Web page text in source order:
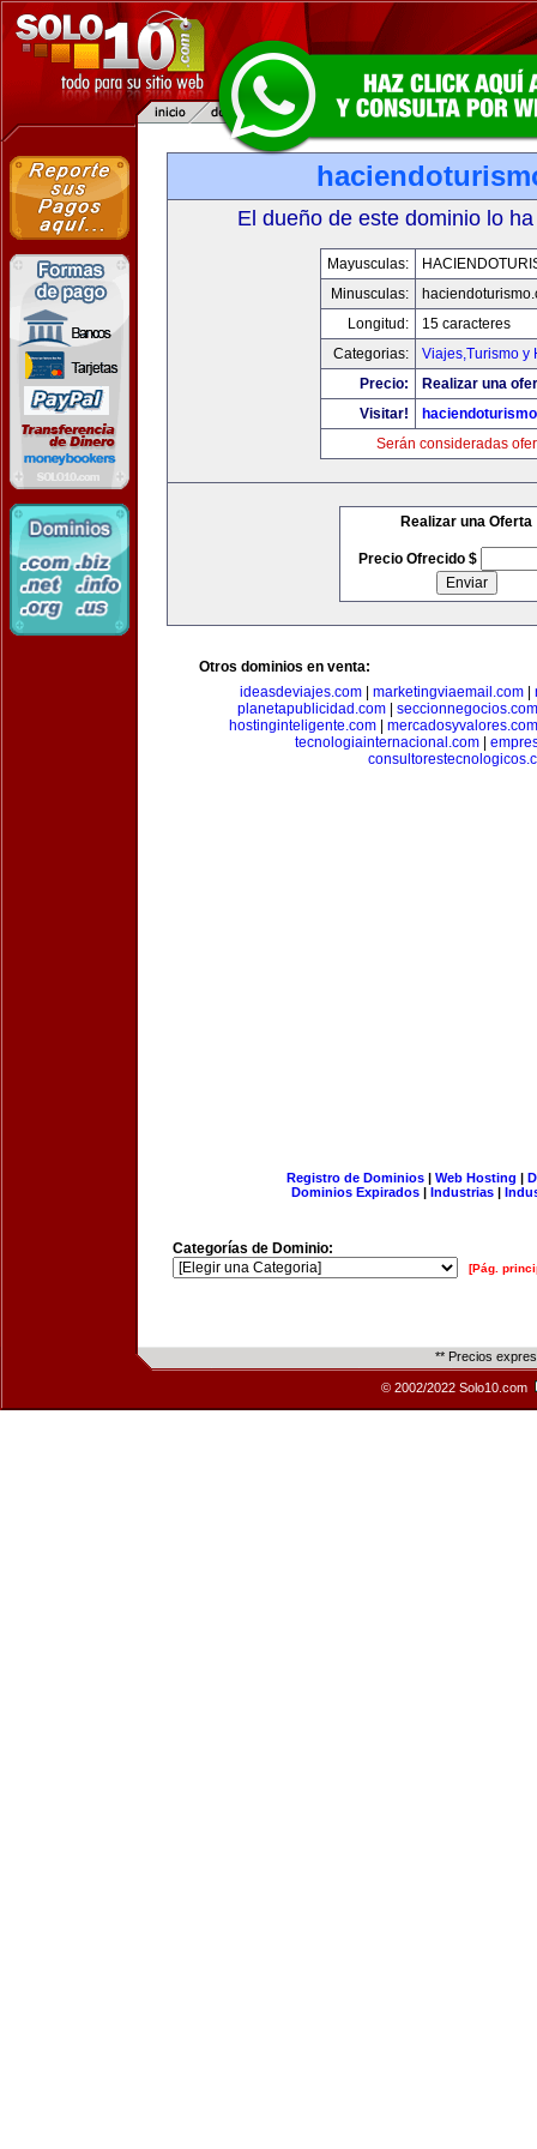
El dueño de este dominio lo
Mayusculas:
Minusculas:
Longitud:
15 caracteres
Categorias:
Viajes,Turismo y
Precio:
Realizar una
Visitar!
Serán consideradas
Realizar una Oferta
Precio Ofrecido $
Otros dominios en venta:
ideasdeviajes.com| marketingviaemail.com|
planetapublicidad.com| seccionnegocios.com
hostinginteligente.com
mercadosyvalores.com
tecnologiainternacional.com|
Registro de Dominios| Web Hosting |
Dominios Expirados | Industrias |
Categorías de Dominio:
[Pág.
** Precios
© 2002/2022 Solo10.com